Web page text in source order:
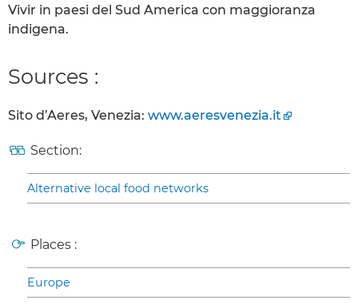
Vivir in paesi del Sud America con maggioranza
indigena.
Sources :
Sito d’Aeres, Venezia: www.aeresvenezia.it
Section:
Alternative local food networks
Places :
Europe